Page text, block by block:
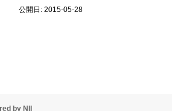
公開日: 2015-05-28
by NII